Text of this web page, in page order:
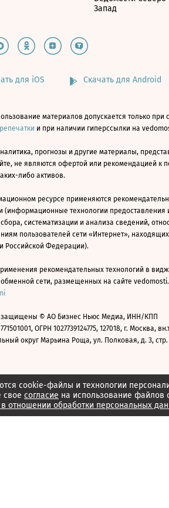
cookie-файлы и технологии
свое согласие на использование файлов
отношении обработки персональных
Запад
для iOS Скачать для Android
материалов допускается только при
и при наличии гиперссылки на
прогнозы и другие материалы,
не являются офертой или рекомендацией к
либо активов.
ресурсе применяются
(информационные технологии
систематизации и анализа сведений,
пользователей сети «Интернет»,
Российской Федерации).
рекомендательных технологий в
сети, размещенных на сайте
защищены © АО Бизнес Ньюс Медиа, ИНН/КПП
ОГРН 1027739124775, 127018, г. Москва,
округ Марьина Роща, ул. Полковая, д. 3, стр.